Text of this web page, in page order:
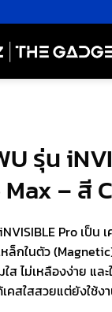
รุ่น
– สี
Pro เป็น
ล็กในตัว
ใส ไม่เหลืองง่าย แ
คสใสสวยแต่ยังใช้